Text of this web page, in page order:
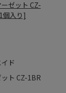
ド
ト CZ-1BR